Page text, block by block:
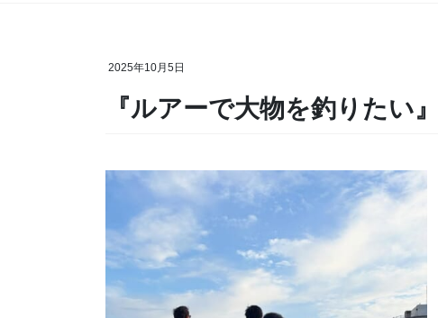
2025年10月5日
『ルアーで大物を釣りたい